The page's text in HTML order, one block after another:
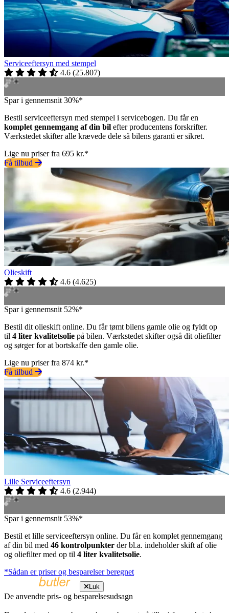
Serviceeftersyn med stempel
4.6 (25.807)
Spar i gennemsnit 30%*
Bestil serviceeftersyn med stempel i servicebogen. Du får en
komplet gennemgang af din bil efter producentens forskrifter.
Værkstedet skifter alle krævede dele så bilens garanti er sikret.
Lige nu priser fra 695 kr.*
Få tilbud
Olieskift
4.6 (4.625)
Spar i gennemsnit 52%*
Bestil dit olieskift online. Du får tømt bilens gamle olie og fyldt op
til 4 liter kvalitetsolie på bilen. Værkstedet skifter også dit oliefilter
og sørger for at bortskaffe den gamle olie.
Lige nu priser fra 874 kr.*
Få tilbud
Lille Serviceeftersyn
4.6 (2.944)
Spar i gennemsnit 53%*
Bestil et lille serviceeftersyn online. Du får en komplet gennemgang
af din bil med 46 kontrolpunkter der bl.a. indeholder skift af olie
og oliefilter med op til 4 liter kvalitetsolie.
*Sådan er priser og besparelser beregnet
Luk
De anvendte pris- og besparelsesudsagn